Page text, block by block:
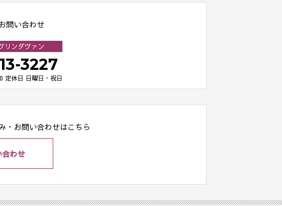
問い合わせ
ンダヴァン
3227
定休日 日曜日・祝日
・ お問い合わせはこちら
合わせ